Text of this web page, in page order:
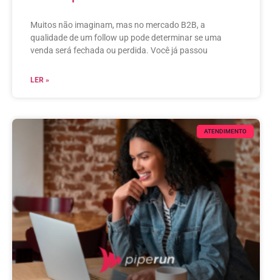
Muitos não imaginam, mas no mercado B2B, a
qualidade de um follow up pode determinar se uma
venda será fechada ou perdida. Você já passou
LER »
ATENDIMENTO